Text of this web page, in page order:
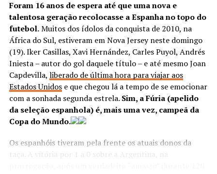
Foram 16 anos de espera até que uma nova e
talentosa geração recolocasse a Espanha no topo do
futebol.Muitos dos ídolos da conquista de 2010, na
África do Sul, estiveram em Nova Jersey neste domingo
(19). Iker Casillas, Xavi Hernández, Carles Puyol, Andrés
Iniesta – autor do gol daquele título – e até mesmo Joan
Capdevilla, liberado de última hora para viajar aos
Estados Unidose que chegou lá a tempo de se emocionar
com a sonhada segunda estrela. Sim, a Fúria (apelido
da seleção espanhola) é, mais uma vez, campeã da
Copa do Mundo.
Os espanhóis tiveram pela frente os atuais donos da
taça. A vitória por 1 a 0 sobre a Argentina, na